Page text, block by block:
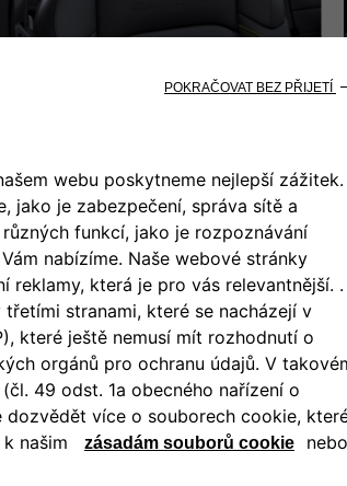
ELEKTRICKY NASTAVITELNÁ A VYHŘÍVANÁ
SEDADLA S PRVKY KŮŽE
ZJISTIT VÍCE